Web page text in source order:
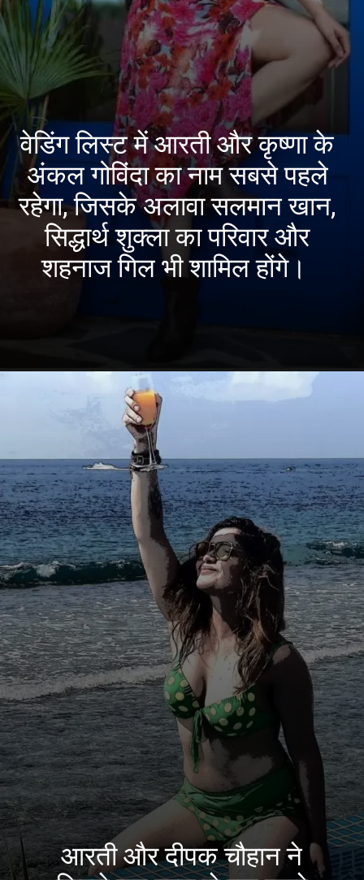
वेडिंग लिस्ट में आरती और कृष्णा के
अंकल गोविंदा का नाम सबसे पहले
रहेगा, जिसके अलावा सलमान खान,
सिद्धार्थ शुक्ला का परिवार और
शहनाज गिल भी शामिल होंगे।
आरती और दीपक चौहान ने